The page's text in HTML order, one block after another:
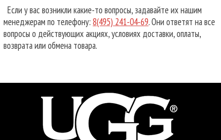
Если у вас возникли какие-то вопросы, задавайте их нашим
менеджерам по телефону: 8(495) 241-04-69. Они ответят на все
вопросы о действующих акциях, условиях доставки, оплаты,
возврата или обмена товара.